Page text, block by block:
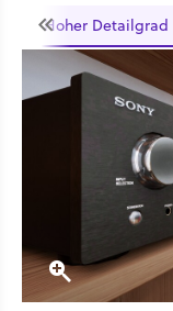
Hoher Detailgrad